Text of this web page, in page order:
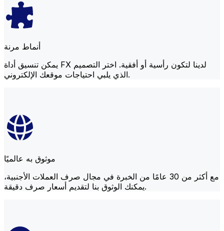
أنماط مرنة
يمكن تنسيق أداة FX لدينا لتكون رأسية أو أفقية. اختر التصميم
الذي يلبي احتياجات موقعك الإلكتروني.
موثوق به عالميًا
مع أكثر من 30 عامًا من الخبرة في مجال صرف العملات الأجنبية،
يمكنك الوثوق بنا لتقديم أسعار صرف دقيقة.